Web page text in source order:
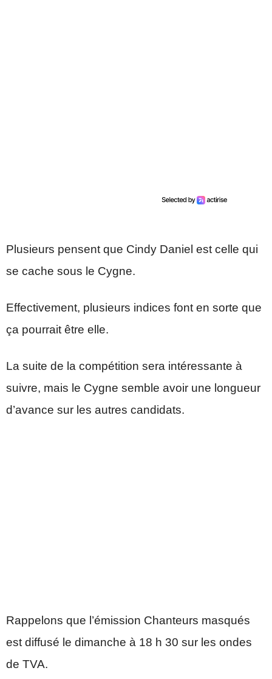
Plusieurs pensent que Cindy Daniel est celle qui
se cache sous le Cygne.
Effectivement, plusieurs indices font en sorte que
ça pourrait être elle.
La suite de la compétition sera intéressante à
suivre, mais le Cygne semble avoir une longueur
d’avance sur les autres candidats.
Rappelons que l’émission Chanteurs masqués
est diffusé le dimanche à 18 h 30 sur les ondes
de TVA.